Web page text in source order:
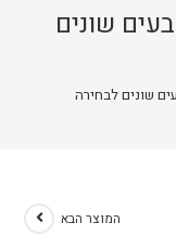
שונים
שונים לבחירה
המוצר הבא